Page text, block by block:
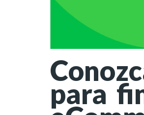
para